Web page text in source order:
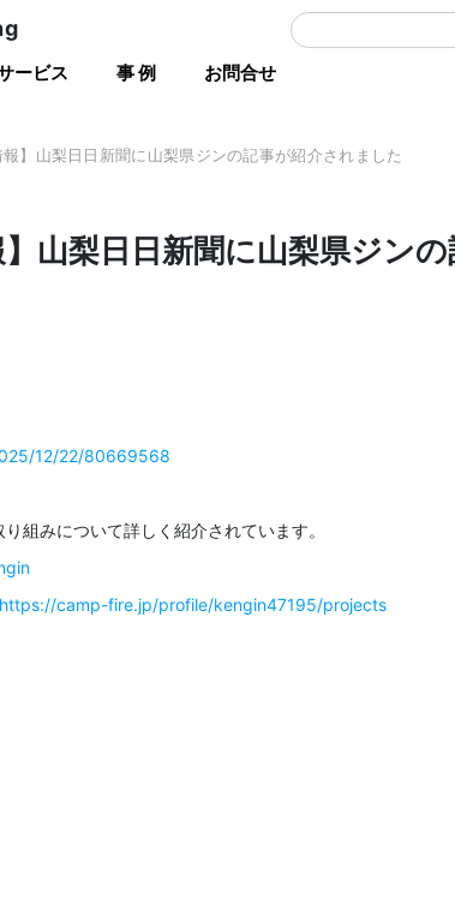
ービス 事 例 お問合せ
報】山梨日日新聞に山梨県ジンの記事が紹介されました
】山梨日日新聞に山梨県ジン
12/22/80669568
組みについて詳しく紹介されています。
https://camp-fire.jp/profile/kengin47195/projects